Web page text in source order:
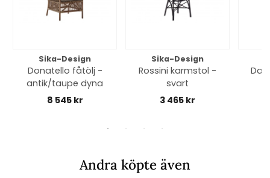
Sika-Design
Donatello fåtölj -
antik/taupe dyna
8 545 kr
Sika-Design
Rossini karmstol -
svart
3 465 kr
Andra köpte även